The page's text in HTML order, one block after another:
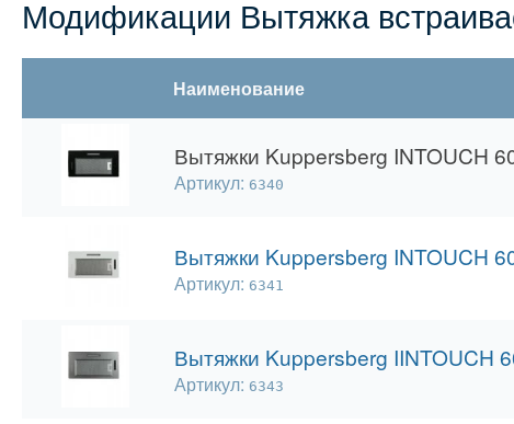
Модификации Вытяжка
Наименование
Вытяжки Kuppersberg INTOUCH
Артикул: 6340
Вытяжки Kuppersberg INTOUCH
Артикул: 6341
Вытяжки Kuppersberg IINTOUCH
Артикул: 6343